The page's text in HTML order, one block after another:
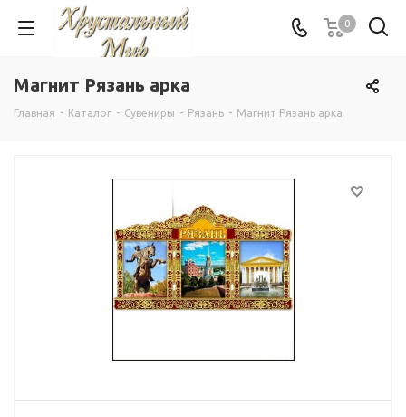
0
Магнит Рязань арка
Главная - Каталог - Сувениры - Рязань - Магнит Рязань арка